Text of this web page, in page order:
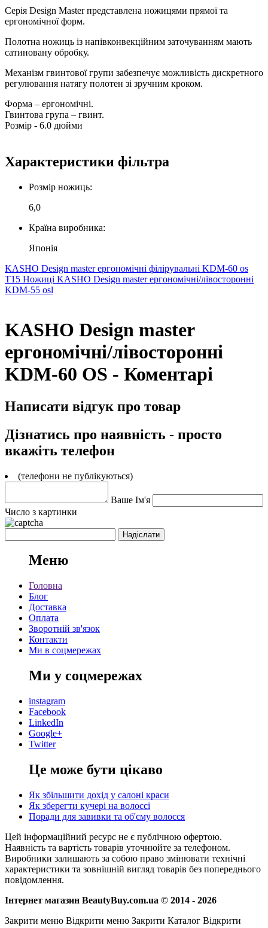
Серія Design Master представлена ​​ножицями прямої та
ергономічної форм.
Полотна ножиць із напівконвекційним заточуванням мають
сатиновану обробку.
Механізм гвинтової групи забезпечує можливість дискретного
регулювання натягу полотен зі зручним кроком.
Форма – ергономічні.
Гвинтова група – гвинт.
Розмір - 6.0 дюйми
Характеристики фільтра
Розмір ножиць:
6,0
Країна виробника:
Японія
KASHO Design master ергономічні філірувальні KDM-60 os
T15 Ножиці KASHO Design master ергономічні/лівосторонні
KDM-55 osl
KASHO Design master
ергономічні/лівосторонні
KDM-60 OS - Коментарі
Написати відгук про товар
Дізнатись про наявність - просто
вкажіть телефон
(телефони не публікуються)
Ваше Ім'я
Число з картинки
Меню
Головна
Блог
Доставка
Оплата
Зворотній зв'язок
Контакти
Ми в соцмережах
Ми у соцмережах
instagram
Facebook
LinkedIn
Google+
Twitter
Це може бути цікаво
Як збільшити дохід у салоні краси
Як зберегти кучері на волоссі
Поради для завивки та об'єму волосся
Цей інформаційний ресурс не є публічною офертою.
Наявність та вартість товарів уточнюйте за телефоном.
Виробники залишають за собою право змінювати технічні
характеристики та зовнішній вигляд товарів без попереднього
повідомлення.
Інтернет магазин BeautyBuy.com.ua © 2014 - 2026
Закрити меню Відкрити меню Закрити Каталог Відкрити